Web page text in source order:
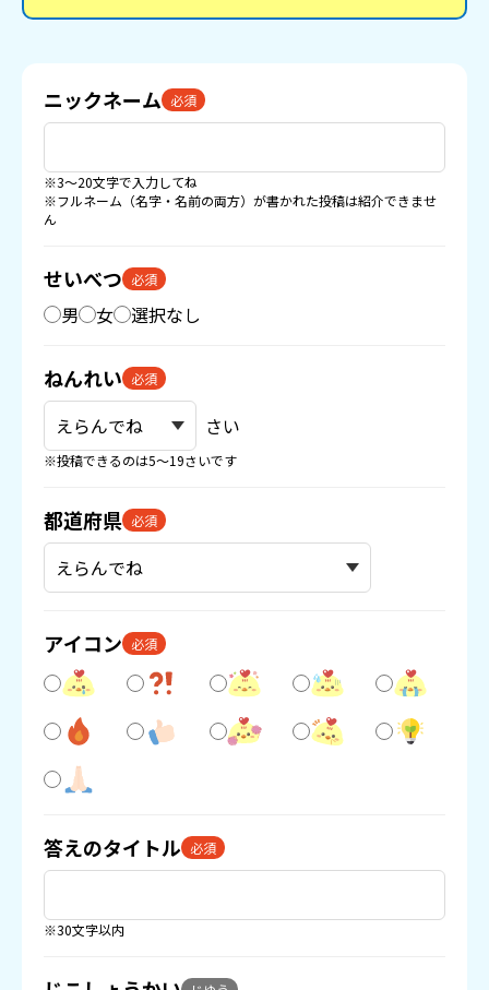
ニックネーム 必須
※3〜20文字で入力してね
※フルネーム（名字・名前の両方）が書かれた投稿は紹介できませ
ん
せいべつ 必須
男 女 選択なし
ねんれい 必須
さい
※投稿できるのは5〜19さいです
都道府県 必須
アイコン 必須
答えのタイトル 必須
※30文字以内